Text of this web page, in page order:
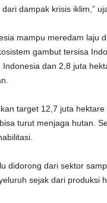
dampak krisis iklim,”
mampu meredam laju
gambut tersisa
dan 2,8 juta
target 12,7 juta
turut menjaga hutan.
didorong dari sektor
sejak dari produksi